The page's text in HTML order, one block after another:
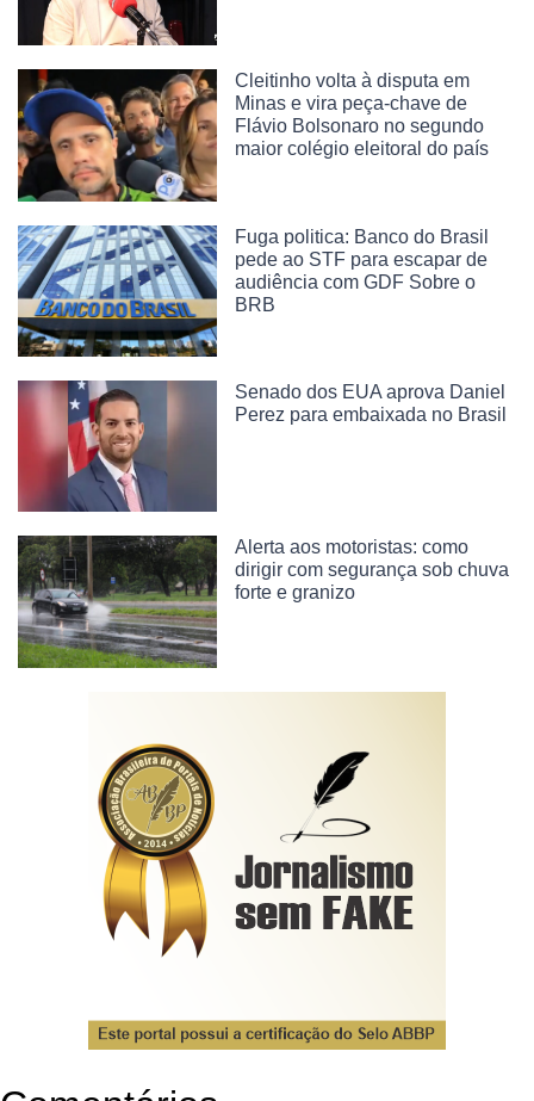
Cleitinho volta à disputa em
Minas e vira peça-chave de
Flávio Bolsonaro no segundo
maior colégio eleitoral do país
Fuga politica: Banco do Brasil
pede ao STF para escapar de
audiência com GDF Sobre o
BRB
Senado dos EUA aprova Daniel
Perez para embaixada no Brasil
Alerta aos motoristas: como
dirigir com segurança sob chuva
forte e granizo